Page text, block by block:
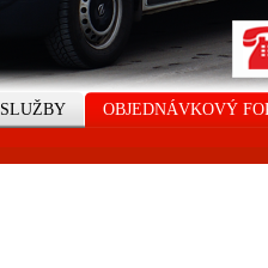
SLUŽBY
OBJEDNÁVKOVÝ